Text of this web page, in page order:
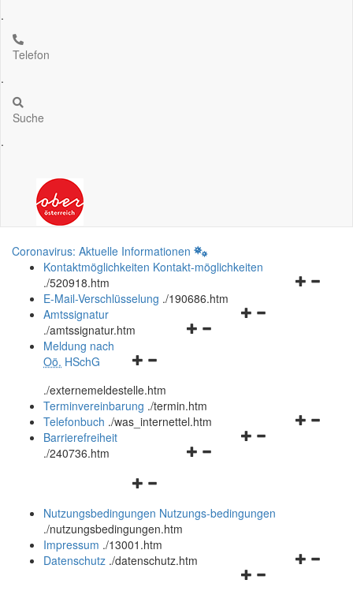
.
Telefon
.
Suche
.
Coronavirus: Aktuelle Informationen
Kontaktmöglichkeiten Kontakt-möglichkeiten
./520918.htm
Navigationsmenü
E-Mail-Verschlüsselung ./190686.htm
Navigationsmenü
Amtssignatur
./amtssignatur.htm
Navigationsmenü
und
schließen
Meldung nach
Oö. HSchG
./externemeldestelle.htm
Terminvereinbarung ./termin.htm
Navigationsmenü
Telefonbuch ./was_internettel.htm
Navigationsmenü
Barrierefreiheit
./240736.htm
Navigationsmenü
und
schließen
Nutzungsbedingungen Nutzungs-bedingungen
./nutzungsbedingungen.htm
Impressum ./13001.htm
Navigationsmenü
Datenschutz ./datenschutz.htm